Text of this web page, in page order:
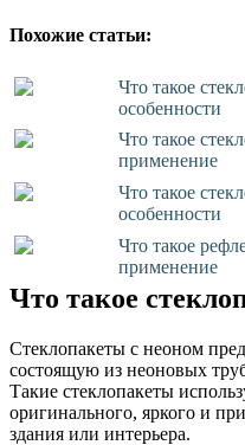
Похожие статьи:
Что такое
особенности
Что такое
применение
Что такое
особенности
Что такое
применение
Что такое
Стеклопакеты с неоном
состоящую из неоновых
Такие стеклопакеты
оригинального, яркого и
здания или интерьера.